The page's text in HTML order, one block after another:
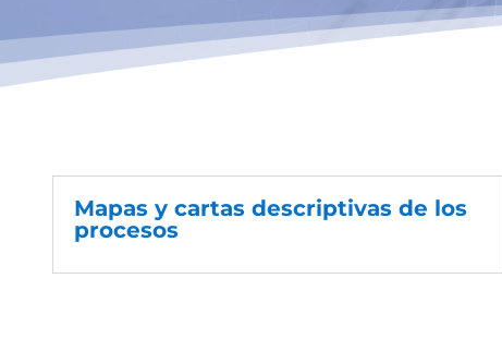
Mapas y cartas descriptivas de los
procesos